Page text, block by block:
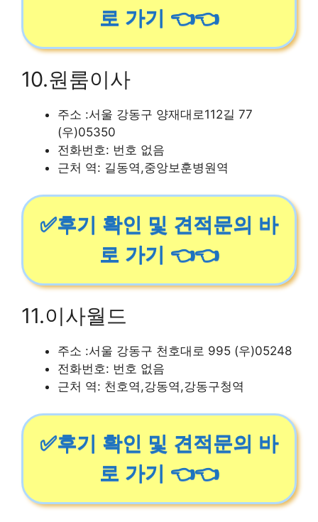
로 가기 👈👈
10.원룸이사
주소 :서울 강동구 양재대로112길 77
(우)05350
전화번호: 번호 없음
근처 역: 길동역,중앙보훈병원역
✅후기 확인 및 견적문의 바
로 가기 👈👈
11.이사월드
주소 :서울 강동구 천호대로 995 (우)05248
전화번호: 번호 없음
근처 역: 천호역,강동역,강동구청역
✅후기 확인 및 견적문의 바
로 가기 👈👈